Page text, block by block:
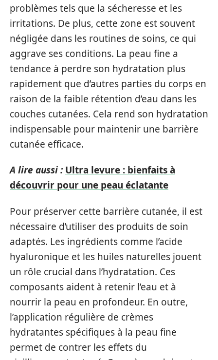
problèmes tels que la sécheresse et les
irritations. De plus, cette zone est souvent
négligée dans les routines de soins, ce qui
aggrave ses conditions. La peau fine a
tendance à perdre son hydratation plus
rapidement que d’autres parties du corps en
raison de la faible rétention d’eau dans les
couches cutanées. Cela rend son hydratation
indispensable pour maintenir une barrière
cutanée efficace.
A lire aussi : Ultra levure : bienfaits à
découvrir pour une peau éclatante
Pour préserver cette barrière cutanée, il est
nécessaire d’utiliser des produits de soin
adaptés. Les ingrédients comme l’acide
hyaluronique et les huiles naturelles jouent
un rôle crucial dans l’hydratation. Ces
composants aident à retenir l’eau et à
nourrir la peau en profondeur. En outre,
l’application régulière de crèmes
hydratantes spécifiques à la peau fine
permet de contrer les effets du